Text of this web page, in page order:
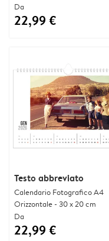
Da
22,99 €
Testo abbreviato
Calendario Fotografico A4
Orizzontale - 30 x 20 cm
Da
22,99 €